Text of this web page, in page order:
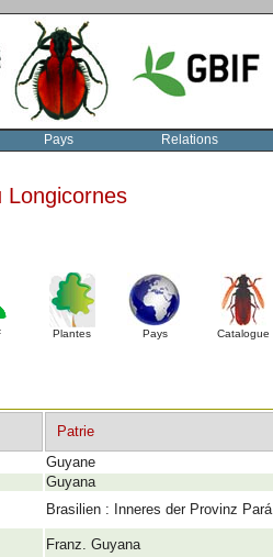
Pays Relations
Longicornes
Plantes Pays Catalogue
Patrie
Guyane
Guyana
Brasilien : Inneres der Provinz Pará
Franz. Guyana